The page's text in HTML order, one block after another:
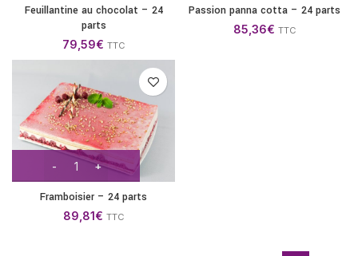
Feuillantine au chocolat – 24
parts
79,59€ TTC
Passion panna cotta – 24 parts
85,36€ TTC
Framboisier – 24 parts
89,81€ TTC